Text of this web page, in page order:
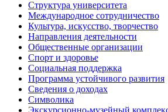
Структура университета
Международное сотрудничество
Культура, искусство, творчество
Направления деятельности
Общественные организации
Спорт и здоровье
Социальная поддержка
Программа устойчивого развития
Сведения о доходах
Символика